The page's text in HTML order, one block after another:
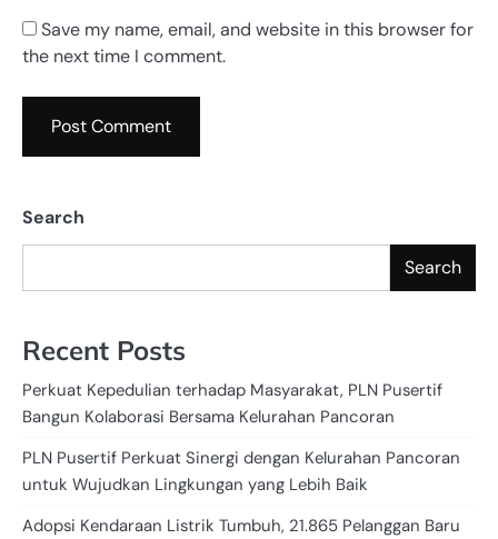
Save my name, email, and website in this browser for
the next time I comment.
Search
Search
Recent Posts
Perkuat Kepedulian terhadap Masyarakat, PLN Pusertif
Bangun Kolaborasi Bersama Kelurahan Pancoran
PLN Pusertif Perkuat Sinergi dengan Kelurahan Pancoran
untuk Wujudkan Lingkungan yang Lebih Baik
Adopsi Kendaraan Listrik Tumbuh, 21.865 Pelanggan Baru